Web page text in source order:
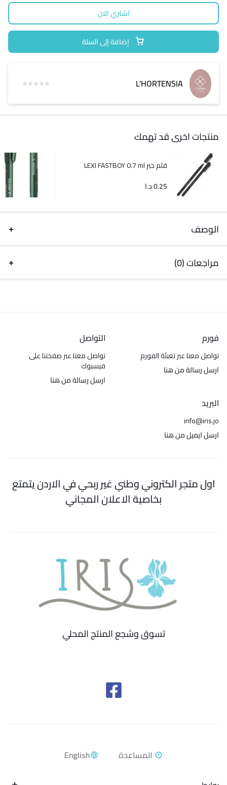
إضافة إلى السلة
اشتري الان
L'HORTENSIA
منتجات اخرى قد تهمك
قلم حبر LEXI FASTBOY 0.7 ml
0.25د.ا
الوصف
مراجعات (0)
فورم
تواصل معنا عبر تعبئة الفورم
ارسل رسالة من هنا
التواصل
تواصل معنا عبر صفحتنا على
فيسبوك
ارسل رسالة من هنا
البريد
info@iris.jo
ارسل ايميل من هنا
اول متجر الكتروني وطني غير ربحي في الاردن يتمتع
بخاصية الاعلان المجاني
تسوق وشجع المنتج المحلي
English